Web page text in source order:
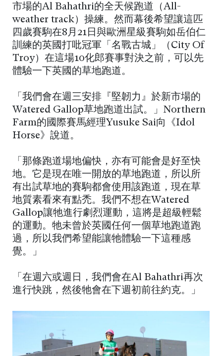
市場的Al Bahathri的全天候跑道（All-
weather track）操練。然而幕後希望讓這匹
四歲賽駒在8月21日與歐洲星級賽駒如岳伯仁
訓練的英國打吡冠軍「名戰古城」（City Of
Troy）在這場10化郎賽事對決之前，可以先
體驗一下英國的草地跑道。
「我們會在週三安排『堅韌力』於新市場的
Watered Gallop草地跑道出試。」Northern
Farm的國際賽馬經理Yusuke Sai向《Idol
Horse》說道。
「那條跑道場地偏快，亦有可能會是好至快
地。它是現在唯一開放的草地跑道，所以所
有出試草地的賽駒都會使用該跑道，現在草
地質素看來有點禿。我們不想在Watered
Gallop讓牠進行劇烈運動，這將是超級輕鬆
的運動。牠未曾於英國任何一個草地跑道跑
過，所以我們希望能讓牠體驗一下這種感
覺。」
「在週六或週日，我們會在Al Bahathri再次
進行快跳，然後牠會在下週初前往約克。」